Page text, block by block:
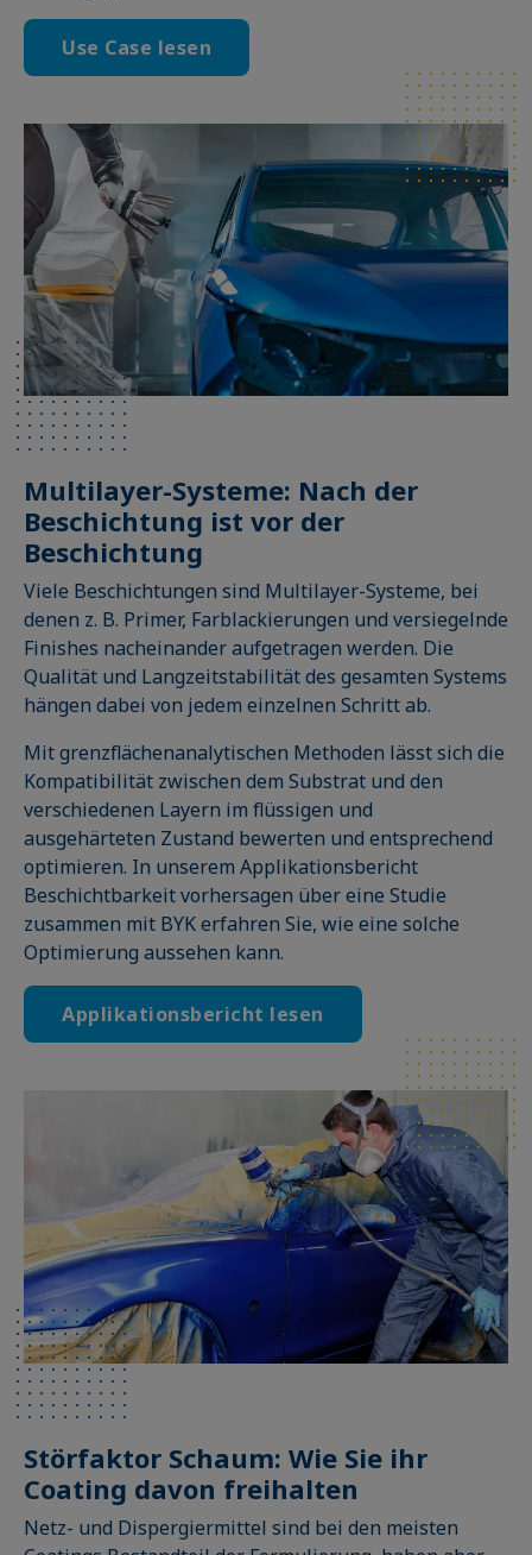
Use Case lesen
Multilayer-Systeme: Nach der
Beschichtung ist vor der
Beschichtung
Viele Beschichtungen sind Multilayer-Systeme, bei
denen z. B. Primer, Farblackierungen und versiegelnde
Finishes nacheinander aufgetragen werden. Die
Qualität und Langzeitstabilität des gesamten Systems
hängen dabei von jedem einzelnen Schritt ab.
Mit grenzflächenanalytischen Methoden lässt sich die
Kompatibilität zwischen dem Substrat und den
verschiedenen Layern im flüssigen und
ausgehärteten Zustand bewerten und entsprechend
optimieren. In unserem Applikationsbericht
Beschichtbarkeit vorhersagen über eine Studie
zusammen mit BYK erfahren Sie, wie eine solche
Optimierung aussehen kann.
Applikationsbericht lesen
Störfaktor Schaum: Wie Sie ihr
Coating davon freihalten
Netz- und Dispergiermittel sind bei den meisten